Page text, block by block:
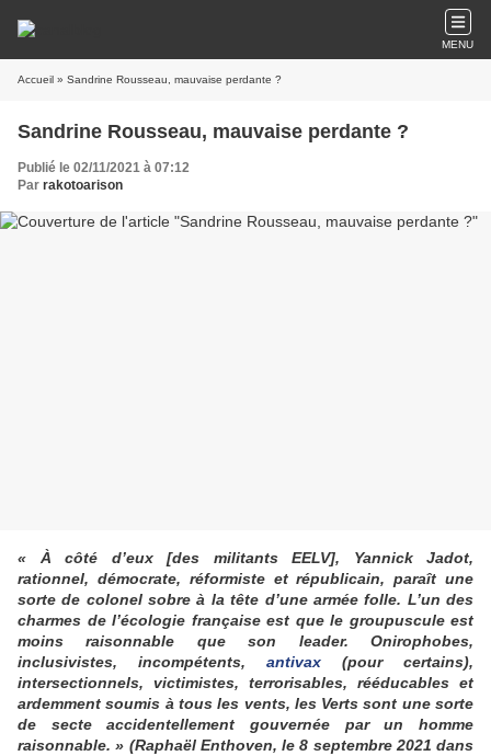
MENU
Accueil » Sandrine Rousseau, mauvaise perdante ?
Sandrine Rousseau, mauvaise perdante ?
Publié le 02/11/2021 à 07:12
Par rakotoarison
« À côté d’eux [des militants EELV], Yannick Jadot,
rationnel, démocrate, réformiste et républicain, paraît une
sorte de colonel sobre à la tête d’une armée folle. L’un des
charmes de l’écologie française est que le groupuscule est
moins raisonnable que son leader. Onirophobes,
inclusivistes, incompétents, antivax (pour certains),
intersectionnels, victimistes, terrorisables, rééducables et
ardemment soumis à tous les vents, les Verts sont une sorte
de secte accidentellement gouvernée par un homme
raisonnable. » (Raphaël Enthoven, le 8 septembre 2021 dans